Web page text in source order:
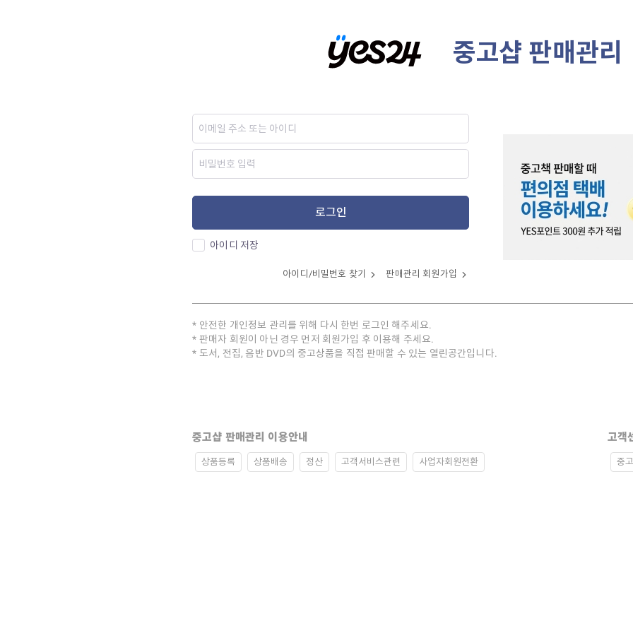
중고샵 판매관리
로그인
아이디 저장
아이디/비밀번호 찾기 판매관리 회원가입
안전한 개인정보 관리를 위해 다시 한번 로그인 해주세요.
판매자 회원이 아닌 경우 먼저 회원가입 후 이용해 주세요.
도서, 전집, 음반 DVD의 중고상품을 직접 판매할 수 있는 열린공간입니다.
중고샵 판매관리 이용안내
상품등록 상품배송 정산 고객서비스관련 사업자회원전환
고객
중